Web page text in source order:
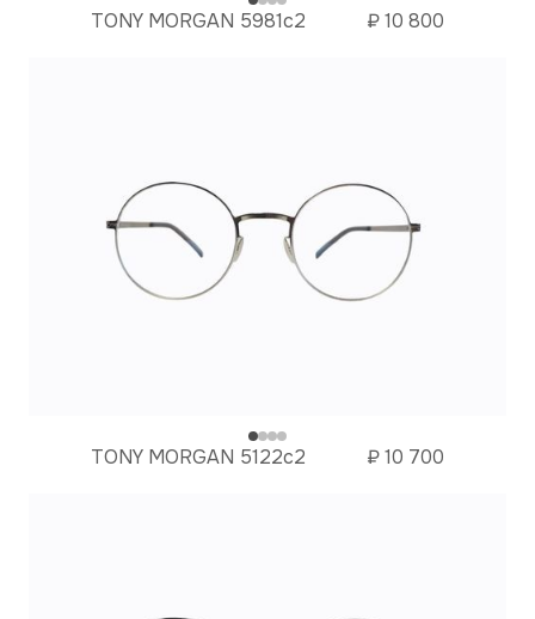
TONY MORGAN 5981c2 ₽10 800
TONY MORGAN 5122с2 ₽10 700